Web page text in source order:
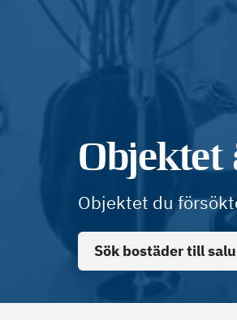
Objektet du
Sök bostäder till salu